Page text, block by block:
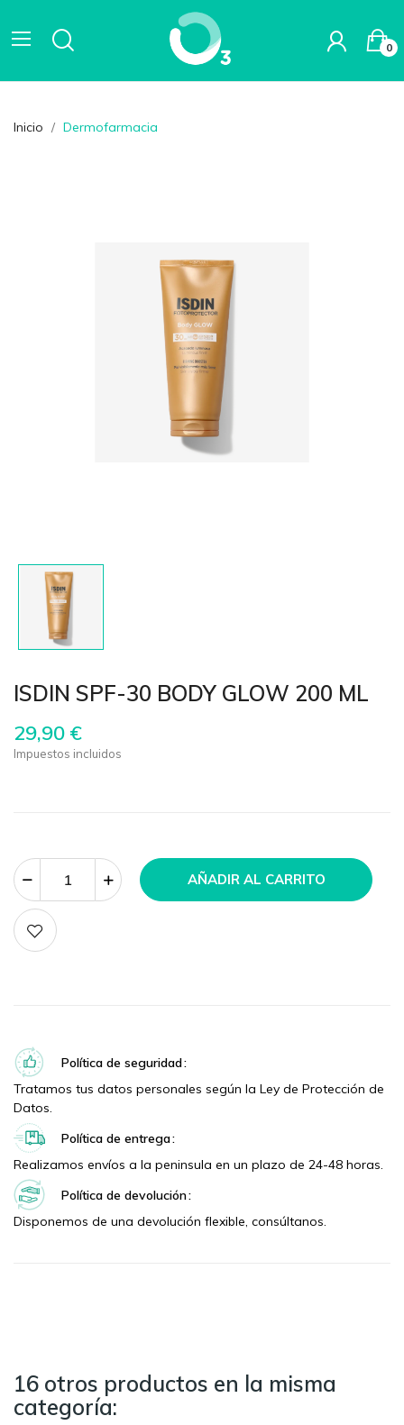
0
Inicio Dermofarmacia
ISDIN SPF-30 BODY GLOW 200 ML
29,90 €
Impuestos incluidos
AÑADIR AL CARRITO
Política de seguridad
Tratamos tus datos personales según la Ley de Protección de
Datos.
Política de entrega
Realizamos envíos a la peninsula en un plazo de 24-48 horas.
Política de devolución
Disponemos de una devolución flexible, consúltanos.
16 otros productos en la misma
categoría: